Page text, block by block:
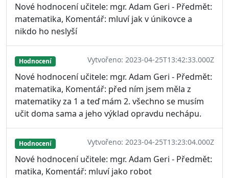
Nové hodnocení učitele: mgr. Adam Geri - Předmět:
matematika, Komentář: mluví jak v únikovce a
nikdo ho neslyší
Hodnocení Vytvořeno: 2023-04-25T13:42:33.000Z
Nové hodnocení učitele: mgr. Adam Geri - Předmět:
matematika, Komentář: před ním jsem měla z
matematiky za 1 a teď mám 2. všechno se musím
učit doma sama a jeho výklad opravdu nechápu.
Hodnocení Vytvořeno: 2023-04-25T13:23:04.000Z
Nové hodnocení učitele: mgr. Adam Geri - Předmět:
matika, Komentář: mluví jako robot